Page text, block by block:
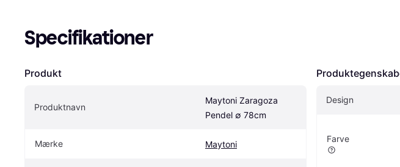
Specifikationer
Produkt
Produktnavn
Maytoni Zaragoza
Pendel ∅ 78cm
Mærke Maytoni
Design
Farve